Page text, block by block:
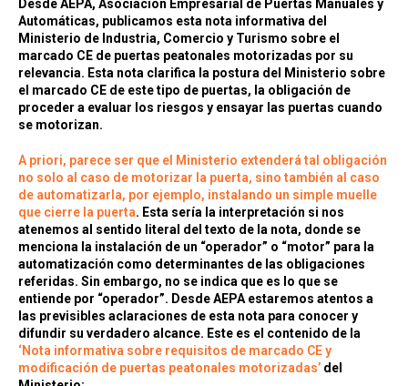
Desde AEPA, Asociación Empresarial de Puertas Manuales y
Automáticas, publicamos esta nota informativa del
Ministerio de Industria, Comercio y Turismo sobre el
marcado CE de puertas peatonales motorizadas por su
relevancia. Esta nota clarifica la postura del Ministerio sobre
el marcado CE de este tipo de puertas, la obligación de
proceder a evaluar los riesgos y ensayar las puertas cuando
se motorizan.
A priori, parece ser que el Ministerio extenderá tal obligación
no solo al caso de motorizar la puerta, sino también al caso
de automatizarla, por ejemplo, instalando un simple muelle
que cierre la puerta. Esta sería la interpretación si nos
atenemos al sentido literal del texto de la nota, donde se
menciona la instalación de un “operador” o “motor” para la
automatización como determinantes de las obligaciones
referidas. Sin embargo, no se indica que es lo que se
entiende por “operador”. Desde AEPA estaremos atentos a
las previsibles aclaraciones de esta nota para conocer y
difundir su verdadero alcance. Este es el contenido de la
‘Nota informativa sobre requisitos de marcado CE y
modificación de puertas peatonales motorizadas’ del